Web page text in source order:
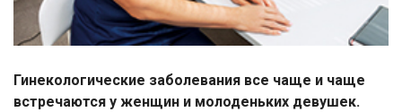
Гинекологические заболевания все чаще и чаще
встречаются у женщин и молоденьких девушек.